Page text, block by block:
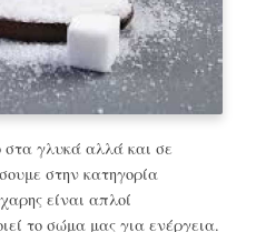
στα γλυκά αλλά και σε
στην κατηγορία
είναι απλοί
το σώμα μας για ενέργεια.